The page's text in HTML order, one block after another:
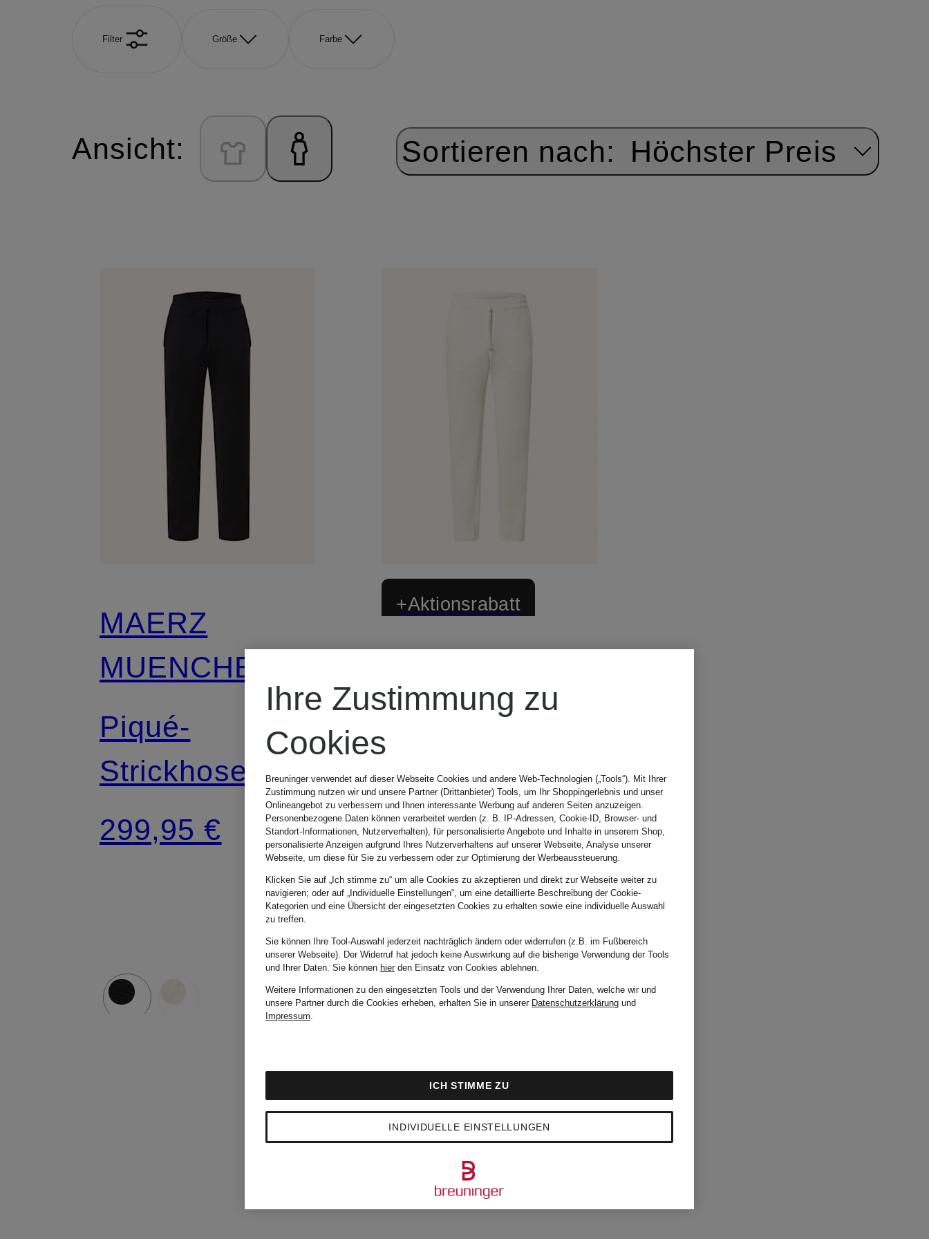
Filter Größe Farbe
Ansicht: Sortieren nach: Höchster Preis
MAERZ
MUENCHEN
Piqué-
Strickhose im
Jogging-Stil
299,95 €
+Aktionsrabatt
MAERZ
MUENCHEN
Piqué-
Strickhose im
Jogging-Stil
Regular Fit
149,99 €
Ursprünglich:299 €
Ihre Zustimmung zu
Cookies
Breuninger verwendet auf dieser Webseite Cookies und andere Web-Technologien („Tools“). Mit Ihrer
Zustimmung nutzen wir und unsere Partner (Drittanbieter) Tools, um Ihr Shoppingerlebnis und unser
Onlineangebot zu verbessern und Ihnen interessante Werbung auf anderen Seiten anzuzeigen.
Personenbezogene Daten können verarbeitet werden (z. B. IP-Adressen, Cookie-ID, Browser- und
Standort-Informationen, Nutzerverhalten), für personalisierte Angebote und Inhalte in unserem Shop,
personalisierte Anzeigen aufgrund Ihres Nutzerverhaltens auf unserer Webseite, Analyse unserer
Webseite, um diese für Sie zu verbessern oder zur Optimierung der Werbeaussteuerung.
Klicken Sie auf „Ich stimme zu“ um alle Cookies zu akzeptieren und direkt zur Webseite weiter zu
navigieren; oder auf „Individuelle Einstellungen“, um eine detaillierte Beschreibung der Cookie-
Kategorien und eine Übersicht der eingesetzten Cookies zu erhalten sowie eine individuelle Auswahl
zu treffen.
Sie können Ihre Tool-Auswahl jederzeit nachträglich ändern oder widerrufen (z.B. im Fußbereich
unserer Webseite). Der Widerruf hat jedoch keine Auswirkung auf die bisherige Verwendung der Tools
und Ihrer Daten. Sie können hierden Einsatz von Cookies ablehnen.
Weitere Informationen zu den eingesetzten Tools und der Verwendung Ihrer Daten, welche wir und
unsere Partner durch die Cookies erheben, erhalten Sie in unserer Datenschutzerklärung und
Impressum.
INDIVIDUELLE EINSTELLUNGEN
ICH STIMME ZU